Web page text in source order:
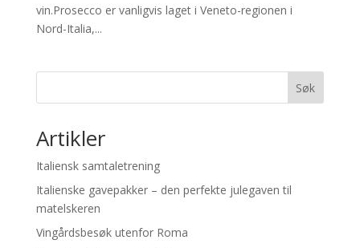
vin.Prosecco er vanligvis laget i Veneto-regionen i
Nord-Italia,...
Søk
Artikler
Italiensk samtaletrening
Italienske gavepakker – den perfekte julegaven til
matelskeren
Vingårdsbesøk utenfor Roma